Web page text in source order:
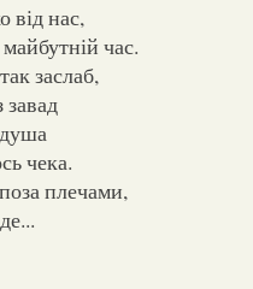
від нас,
час.
заслаб,
чека.
плечами,